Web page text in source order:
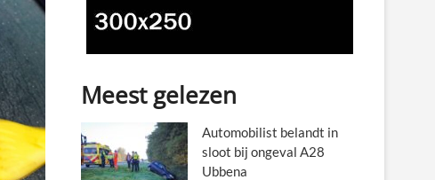
Meest gelezen
Automobilist belandt in
sloot bij ongeval A28
Ubbena